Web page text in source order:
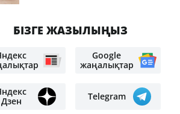
БІЗГЕ ЖАЗЫЛЫҢЫЗ
Google
жаңалықтар
Дзен
Telegram